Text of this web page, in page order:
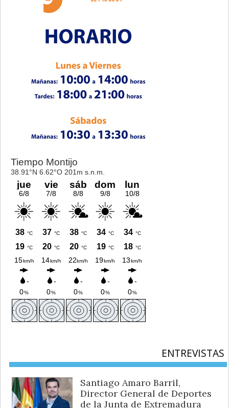
ENTREVISTAS
Santiago Amaro Barril,
Director General de Deportes
de la Junta de Extremadura